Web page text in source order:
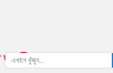
তথ্য বাতায়ন